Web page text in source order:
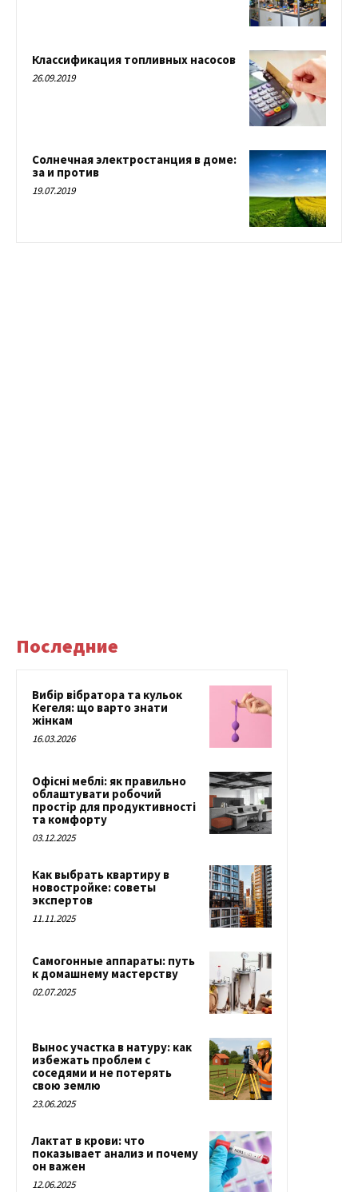
Классификация топливных насосов
26.09.2019
Солнечная электростанция в доме:
за и против
19.07.2019
Последние
Вибір вібратора та кульок
Кегеля: що варто знати
жінкам
16.03.2026
Офісні меблі: як правильно
облаштувати робочий
простір для продуктивності
та комфорту
03.12.2025
Как выбрать квартиру в
новостройке: советы
экспертов
11.11.2025
Самогонные аппараты: путь
к домашнему мастерству
02.07.2025
Вынос участка в натуру: как
избежать проблем с
соседями и не потерять
свою землю
23.06.2025
Лактат в крови: что
показывает анализ и почему
он важен
12.06.2025